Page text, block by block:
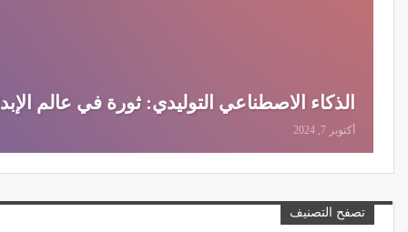
الذكاء الاصطناعي التوليدي: ثورة في عالم
أكتوبر 7, 2024
تصفح التصنيف